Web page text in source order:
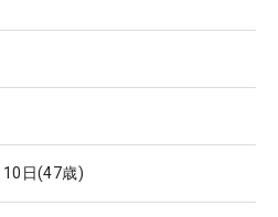
10日(47歳)